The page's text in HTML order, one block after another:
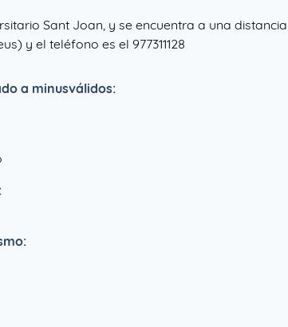
Sant Joan, y se encuentra a una
y el teléfono es el 977311128
a minusválidos: